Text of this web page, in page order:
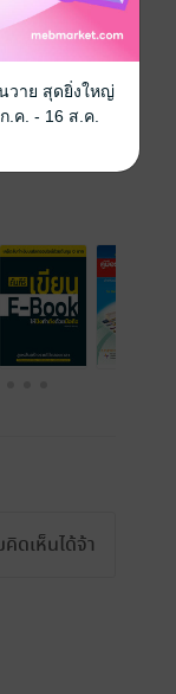
pdf
32 หน้า
ดเห็นได้จ้า
วาย สุดยิ่งใหญ่
ค. - 16 ส.ค.